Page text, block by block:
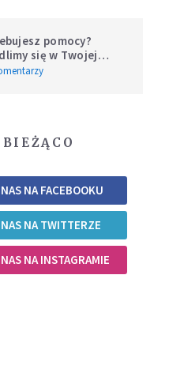
pomocy?
się w Twojej
NA FACEBOOKU
NA TWITTERZE
NA INSTAGRAMIE